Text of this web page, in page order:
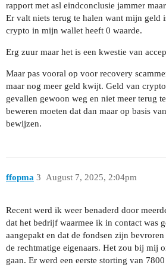
rapport met asl eindconclusie jammer
Er valt niets terug te halen want mijn geld
crypto in mijn wallet heeft 0 waarde.
Erg zuur maar het is een kwestie van
Maar pas vooral op voor recovery
maar nog meer geld kwijt. Geld van
gevallen gewoon weg en niet meer terug
beweren moeten dat dan maar op basis
bewijzen.
ffopma August 7, 2025, 2:04pm
3
Recent werd ik weer benaderd door
dat het bedrijf waarmee ik in contact was
aangepakt en dat de fondsen zijn
de rechtmatige eigenaars. Het zou bij mij
gaan. Er werd een eerste storting van